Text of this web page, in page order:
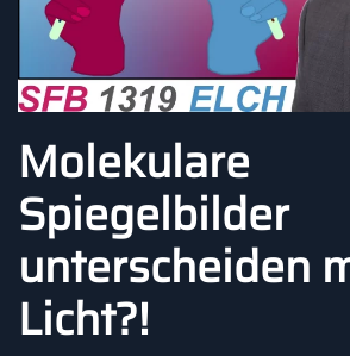
Molekulare
Spiegelbilder
unterscheiden
Licht?!